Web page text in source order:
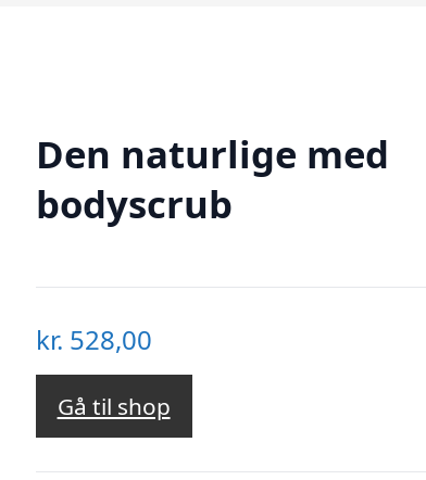
Den naturlige med
bodyscrub
kr. 528,00
Gå til shop